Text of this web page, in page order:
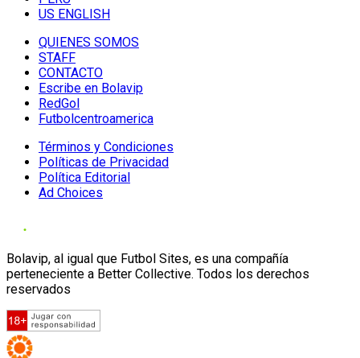
US ENGLISH
QUIENES SOMOS
STAFF
CONTACTO
Escribe en Bolavip
RedGol
Futbolcentroamerica
Términos y Condiciones
Políticas de Privacidad
Política Editorial
Ad Choices
Bolavip, al igual que Futbol Sites, es una compañía
perteneciente a Better Collective. Todos los derechos
reservados